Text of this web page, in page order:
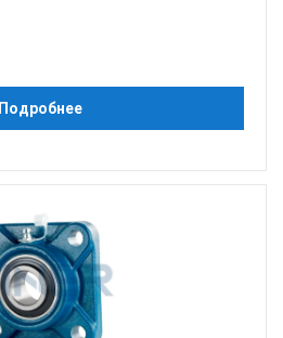
Подробнее